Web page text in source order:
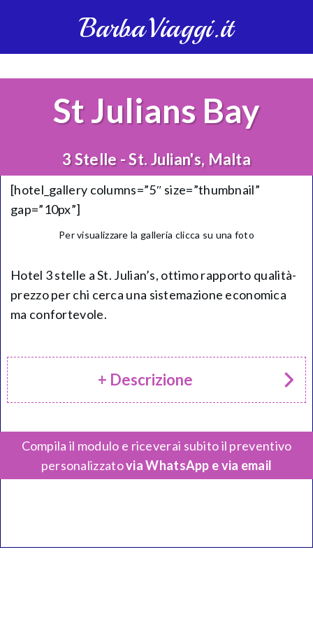
BarbaViaggi.it
St Julians Bay
3 Stelle - St. Julian's, Malta
[hotel_gallery columns=”5″ size=”thumbnail”
gap=”10px”]
Per visualizzare la galleria clicca su una foto
Hotel 3 stelle a St. Julian’s, ottimo rapporto qualità-
prezzo per chi cerca una sistemazione economica
ma confortevole.
+ Descrizione
Compila il modulo e riceverai subito il preventivo
personalizzatovia WhatsApp e via email